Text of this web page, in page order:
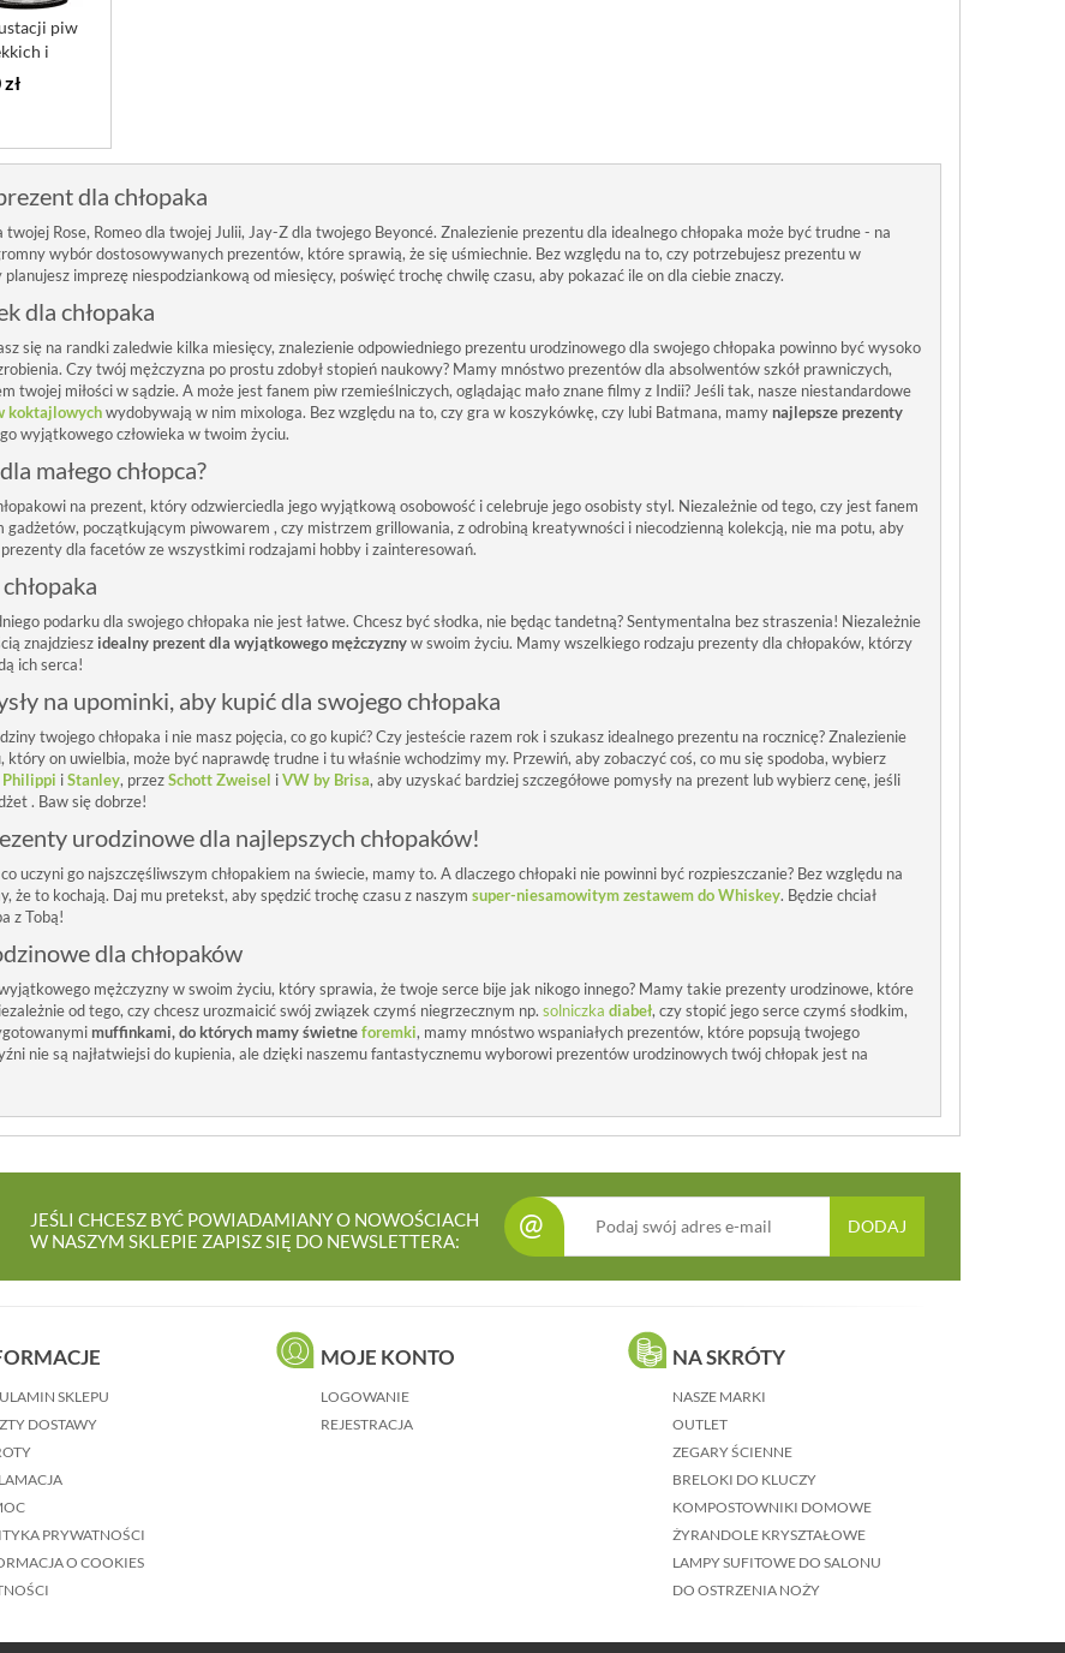
piw
i
dla chłopaka
twojej Rose, Romeo dla twojej Julii, Jay-Z dla twojego Beyoncé. Znalezienie prezentu dla idealnego chłopaka może być trudne - na
wybór dostosowywanych prezentów, które sprawią, że się uśmiechnie. Bez względu na to, czy potrzebujesz prezentu w
imprezę niespodziankową od miesięcy, poświęć trochę chwilę czasu, aby pokazać ile on dla ciebie znaczy.
dla chłopaka
się na randki zaledwie kilka miesięcy, znalezienie odpowiedniego prezentu urodzinowego dla swojego chłopaka powinno być wysoko
Czy twój mężczyzna po prostu zdobył stopień naukowy? Mamy mnóstwo prezentów dla absolwentów szkół prawniczych,
twojej miłości w sądzie. A może jest fanem piw rzemieślniczych, oglądając mało znane filmy z Indii? Jeśli tak, nasze niestandardowe
koktajlowychwydobywają w nim mixologa. Bez względu na to, czy gra w koszykówkę, czy lubi Batmana, mamy najlepsze prezenty
wyjątkowego człowieka w twoim życiu.
małego chłopca?
na prezent, który odzwierciedla jego wyjątkową osobowość i celebruje jego osobisty styl. Niezależnie od tego, czy jest fanem
gadżetów, początkującym piwowarem , czy mistrzem grillowania, z odrobiną kreatywności i niecodzienną kolekcją, nie ma potu, aby
dla facetów ze wszystkimi rodzajami hobby i zainteresowań.
podarku dla swojego chłopaka nie jest łatwe. Chcesz być słodka, nie będąc tandetną? Sentymentalna bez straszenia! Niezależnie
znajdziesz idealny prezent dla wyjątkowego mężczyznyw swoim życiu. Mamy wszelkiego rodzaju prezenty dla chłopaków, którzy
ich serca!
na upominki, aby kupić dla swojego chłopaka
twojego chłopaka i nie masz pojęcia, co go kupić? Czy jesteście razem rok i szukasz idealnego prezentu na rocznicę? Znalezienie
który on uwielbia, może być naprawdę trudne i tu właśnie wchodzimy my. Przewiń, aby zobaczyć coś, co mu się spodoba, wybierz
Philippi iStanley, przezSchott Zweisel iVW by Brisa, aby uzyskać bardziej szczegółowe pomysły na prezent lub wybierz cenę, jeśli
. Baw się dobrze!
urodzinowe dla najlepszych chłopaków!
uczyni go najszczęśliwszym chłopakiem na świecie, mamy to. A dlaczego chłopaki nie powinni być rozpieszczanie? Bez względu na
że to kochają. Daj mu pretekst, aby spędzić trochę czasu z naszym super-niesamowitym zestawem do Whiskey. Będzie chciał
z Tobą!
dla chłopaków
mężczyzny w swoim życiu, który sprawia, że ​​twoje serce bije jak nikogo innego? Mamy takie prezenty urodzinowe, które
od tego, czy chcesz urozmaicić swój związek czymś niegrzecznym np. solniczka diabeł, czy stopić jego serce czymś słodkim,
muffinkami, do których mamy świetneforemki, mamy mnóstwo wspaniałych prezentów, które popsują twojego
nie są najłatwiejsi do kupienia, ale dzięki naszemu fantastycznemu wyborowi prezentów urodzinowych twój chłopak jest na
JEŚLI CHCESZ BYĆ POWIADAMIANY O NOWOŚCIACH
W NASZYM SKLEPIE ZAPISZ SIĘ DO NEWSLETTERA:
@ DODAJ
SKLEPU
DOSTAWY
PRYWATNOŚCI
O COOKIES
MOJE KONTO
LOGOWANIE
REJESTRACJA
NA SKRÓTY
NASZE MARKI
OUTLET
ZEGARY ŚCIENNE
BRELOKI DO KLUCZY
KOMPOSTOWNIKI DOMOWE
ŻYRANDOLE KRYSZTAŁOWE
LAMPY SUFITOWE DO SALONU
DO OSTRZENIA NOŻY